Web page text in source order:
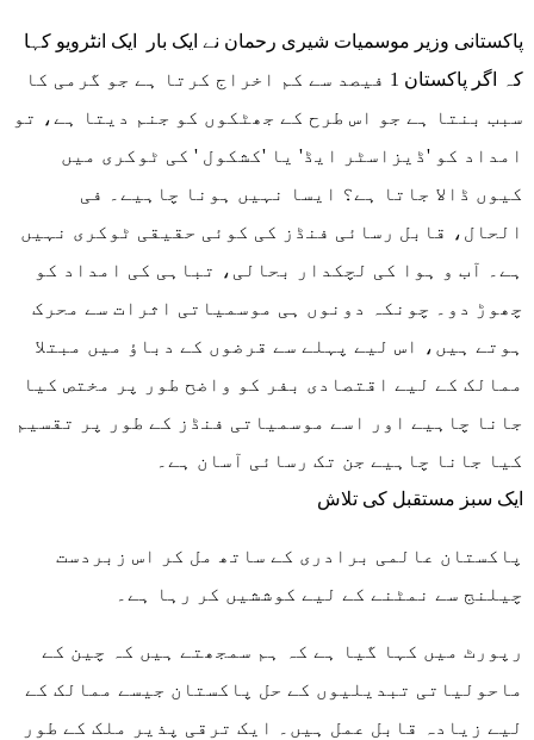
کہ اگر پاکستان 1 فیصد سے کم اخراج کرتا ہے جو گرمی کا
سبب بنتا ہے جو اس طرح کے جھٹکوں کو جنم دیتا ہے، تو
امداد کو 'ڈیزاسٹر ایڈ' یا 'کشکول ' کی ٹوکری میں
کیوں ڈالا جاتا ہے؟ ایسا نہیں ہونا چاہیے۔ فی
الحال، قابل رسائی فنڈز کی کوئی حقیقی ٹوکری نہیں
ہے۔ آب و ہوا کی لچکدار بحالی، تباہی کی امداد کو
چھوڑ دو۔ چونکہ دونوں ہی موسمیاتی اثرات سے محرک
ہوتے ہیں، اس لیے پہلے سے قرضوں کے دباؤ میں مبتلا
ممالک کے لیے اقتصادی بفر کو واضح طور پر مختص کیا
جانا چاہیے اور اسے موسمیاتی فنڈز کے طور پر تقسیم
کیا جانا چاہیے جن تک رسائی آسان ہے۔
ایک سبز مستقبل کی تلاش
پاکستان عالمی برادری کے ساتھ مل کر اس زبردست
چیلنج سے نمٹنے کے لیے کوششیں کر رہا ہے۔
ماحولیاتی تبدیلیوں کے حل پاکستان جیسے ممالک کے
لیے زیادہ قابل عمل ہیں۔ ایک ترقی پذیر ملک کے طور